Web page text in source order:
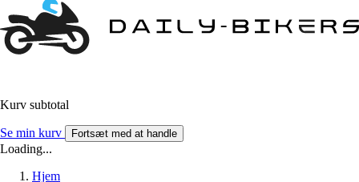
Kurv subtotal
Se min kurv Fortsæt med at handle
Loading...
Hjem